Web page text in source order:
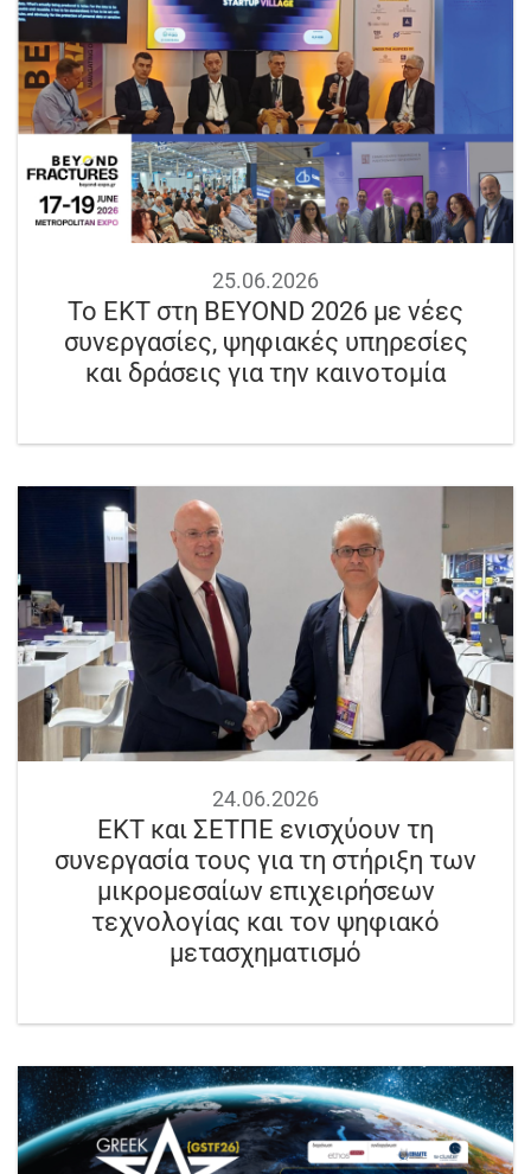
25.06.2026
Το ΕΚΤ στη BEYOND 2026 με νέες
συνεργασίες, ψηφιακές υπηρεσίες
και δράσεις για την καινοτομία
24.06.2026
ΕΚΤ και ΣΕΤΠΕ ενισχύουν τη
συνεργασία τους για τη στήριξη των
μικρομεσαίων επιχειρήσεων
τεχνολογίας και τον ψηφιακό
μετασχηματισμό